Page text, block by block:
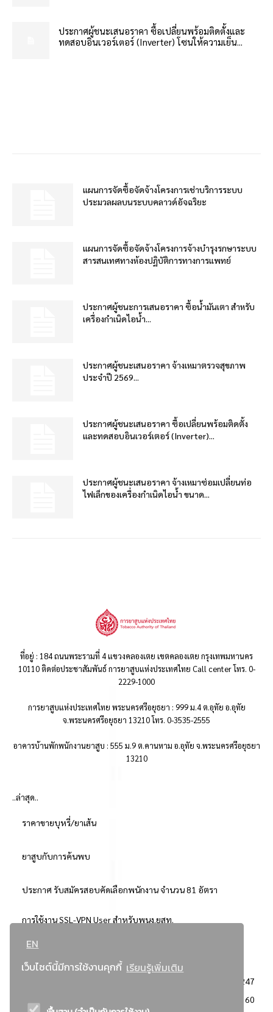
EN
เว็บไซต์นี้มีการใช้งานคุกกี้ เรียนรู้เพิ่มเติม
ประกาศผู้ชนะเสนอราคา ซื้อเปลี่ยนพร้อมติดตั้งและ
ทดสอบอินเวอร์เตอร์ (Inverter) โซนให้ความเย็น...
แผนการจัดซื้อจัดจ้างโครงการเช่าบริการระบบ
ประมวลผลบนระบบคลาวด์อัจฉริยะ
แผนการจัดซื้อจัดจ้างโครงการจ้างบำรุงรกษาระบบ
สารสนเทศทางห้องปฏิบัติการทางการแพทย์
ประกาศผู้ชนะการเสนอราคา ซื้อน้ำมันเตา สำหรับ
เครื่องกำเนิดไอน้ำ...
ประกาศผู้ชนะเสนอราคา จ้างเหมาตรวจสุขภาพ
ประจำปี 2569...
ประกาศผู้ชนะเสนอราคา ซื้อเปลี่ยนพร้อมติดตั้ง
และทดสอบอินเวอร์เตอร์ (Inverter)...
ประกาศผู้ชนะเสนอราคา จ้างเหมาซ่อมเปลี่ยนท่อ
ไฟเล็กของเครื่องกำเนิดไอน้ำ ขนาด...
ที่อยู่ : 184 ถนนพระรามที่ 4 แขวงคลองเตย เขตคลองเตย กรุงเทพมหานคร
10110 ติดต่อประชาสัมพันธ์ การยาสูบแห่งประเทศไทย Call center โทร. 0-
2229-1000
การยาสูบแห่งประเทศไทย พระนครศรีอยุธยา : 999 ม.4 ต.อุทัย อ.อุทัย
จ.พระนครศรีอยุธยา 13210 โทร. 0-3535-2555
อาคารบ้านพักพนักงานยาสูบ : 555 ม.9 ต.คานหาม อ.อุทัย จ.พระนครศรีอยุธยา
13210
..ล่าสุด..
ราคาขายบุหรี่/ยาเส้น
ยาสูบกับการค้นพบ
ประกาศ รับสมัครสอบคัดเลือกพนักงาน จำนวน 81 อัตรา
การใช้งาน SSL-VPN User สำหรับพนง.ยสท.
..ยอดนิยม..
3247
2360